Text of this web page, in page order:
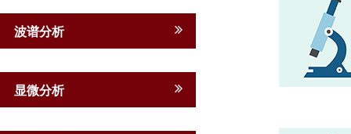
波谱分析
显微分析